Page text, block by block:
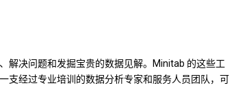
解决问题和发掘宝贵的数据见解。Minitab 的这些工
支经过专业培训的数据分析专家和服务人员团队，可